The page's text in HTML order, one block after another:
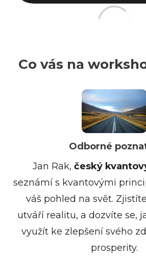
Co vás na
Odborné
Jan Rak, český
seznámí s kvantovými
váš pohled na svět.
utváří realitu, a dozvíte se,
využít ke zlepšení svého
prosperity.